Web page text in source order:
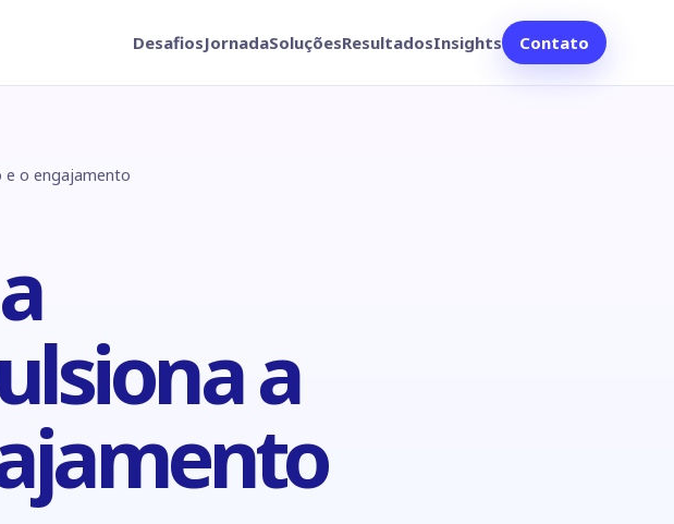
DesafiosJornadaSoluçõesResultadosInsights Contato
e o engajamento
a